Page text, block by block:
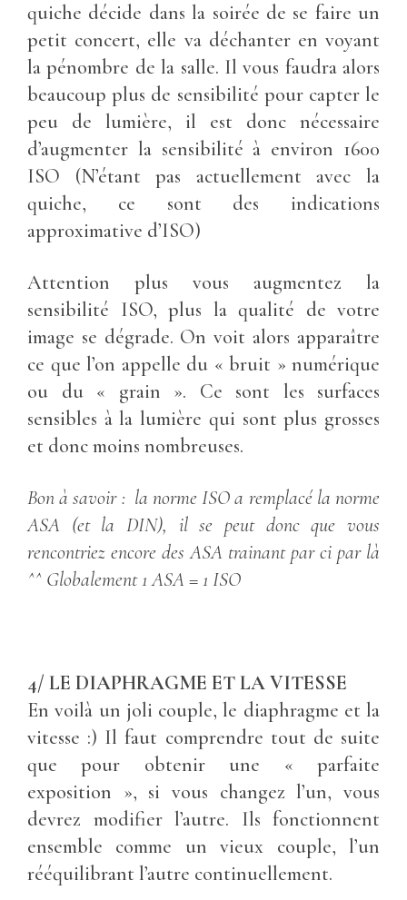
quiche décide dans la soirée de se faire un
petit concert, elle va déchanter en voyant
la pénombre de la salle. Il vous faudra alors
beaucoup plus de sensibilité pour capter le
peu de lumière, il est donc nécessaire
d’augmenter la sensibilité à environ 1600
ISO (N’étant pas actuellement avec la
quiche, ce sont des indications
approximative d’ISO)
Attention plus vous augmentez la
sensibilité ISO, plus la qualité de votre
image se dégrade. On voit alors apparaître
ce que l’on appelle du « bruit » numérique
ou du « grain ». Ce sont les surfaces
sensibles à la lumière qui sont plus grosses
et donc moins nombreuses.
Bon à savoir : la norme ISO a remplacé la norme
ASA (et la DIN), il se peut donc que vous
rencontriez encore des ASA trainant par ci par là
^^ Globalement 1 ASA = 1 ISO
4/ LE DIAPHRAGME ET LA VITESSE
En voilà un joli couple, le diaphragme et la
vitesse :) Il faut comprendre tout de suite
que pour obtenir une « parfaite
exposition », si vous changez l’un, vous
devrez modifier l’autre. Ils fonctionnent
ensemble comme un vieux couple, l’un
rééquilibrant l’autre continuellement.